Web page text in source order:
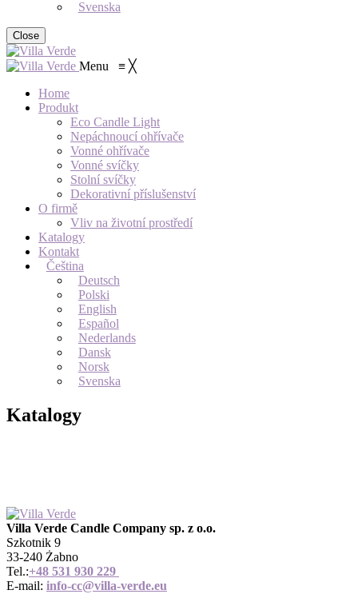
Svenska
Close
Menu ≡ ╳
Home
Produkt
Eco Candle Light
Nepáchnoucí ohřívače
Vonné ohřívače
Vonné svíčky
Stolní svíčky
Dekorativní příslušenství
O firmě
Vliv na životní prostředí
Katalogy
Kontakt
Čeština
Deutsch
Polski
English
Español
Nederlands
Dansk
Norsk
Svenska
Katalogy
Villa Verde Candle Company sp. z o.o.
Szkotnik 9
33-240 Żabno
Tel.:+48 531 930 229
E-mail: info-cc@villa-verde.eu